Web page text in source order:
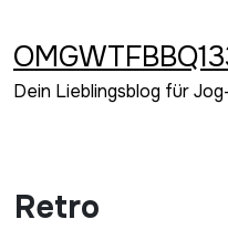
springen
Dein Lieblingsblog für
Retro